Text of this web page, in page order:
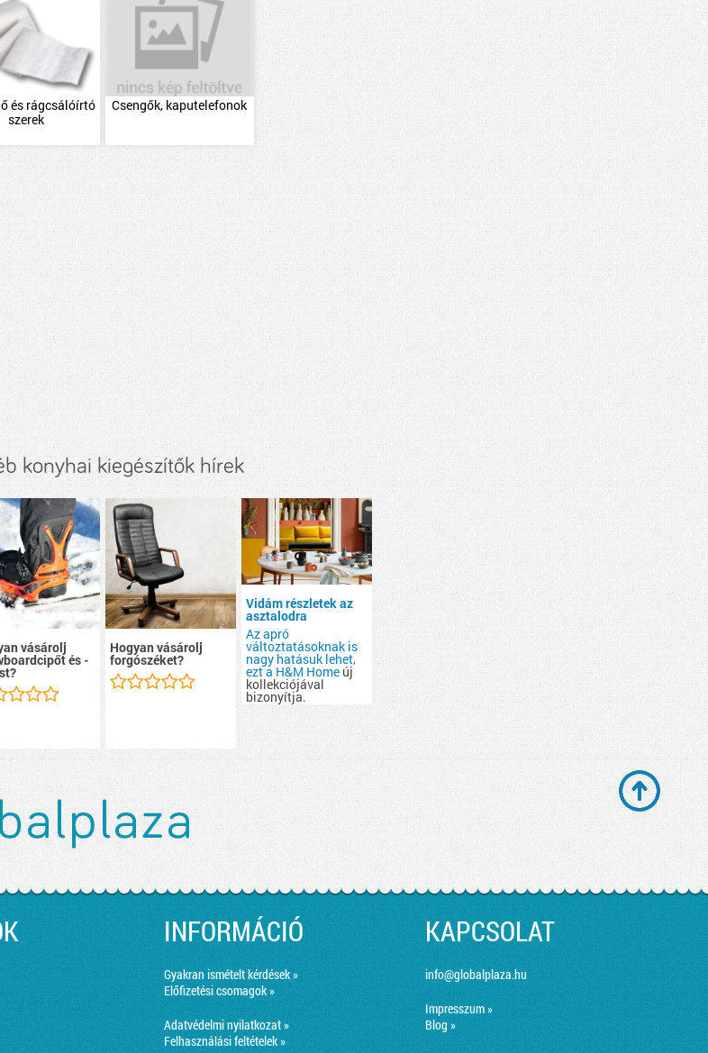
és rágcsálóírtó
szerek
Csengők, kaputelefonok
konyhai kiegészítők hírek
vásárolj
és -
Hogyan vásárolj
forgószéket?
Vidám részletek az
asztalodra
Az apró
változtatásoknak is
nagy hatásuk lehet,
ezt a H&M Home új
kollekciójával
bizonyítja.
INFORMÁCIÓ
Gyakran ismételt kérdések »
Előfizetési csomagok »
Adatvédelmi nyilatkozat »
Felhasználási feltételek »
KAPCSOLAT
info@globalplaza.hu
Impresszum »
Blog »